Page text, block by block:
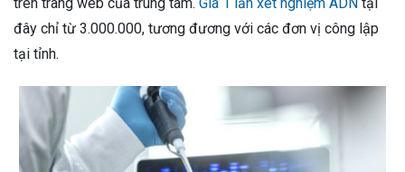
đây chỉ từ 3.000.000, tương đương với các đơn vị công lập
tại tỉnh.